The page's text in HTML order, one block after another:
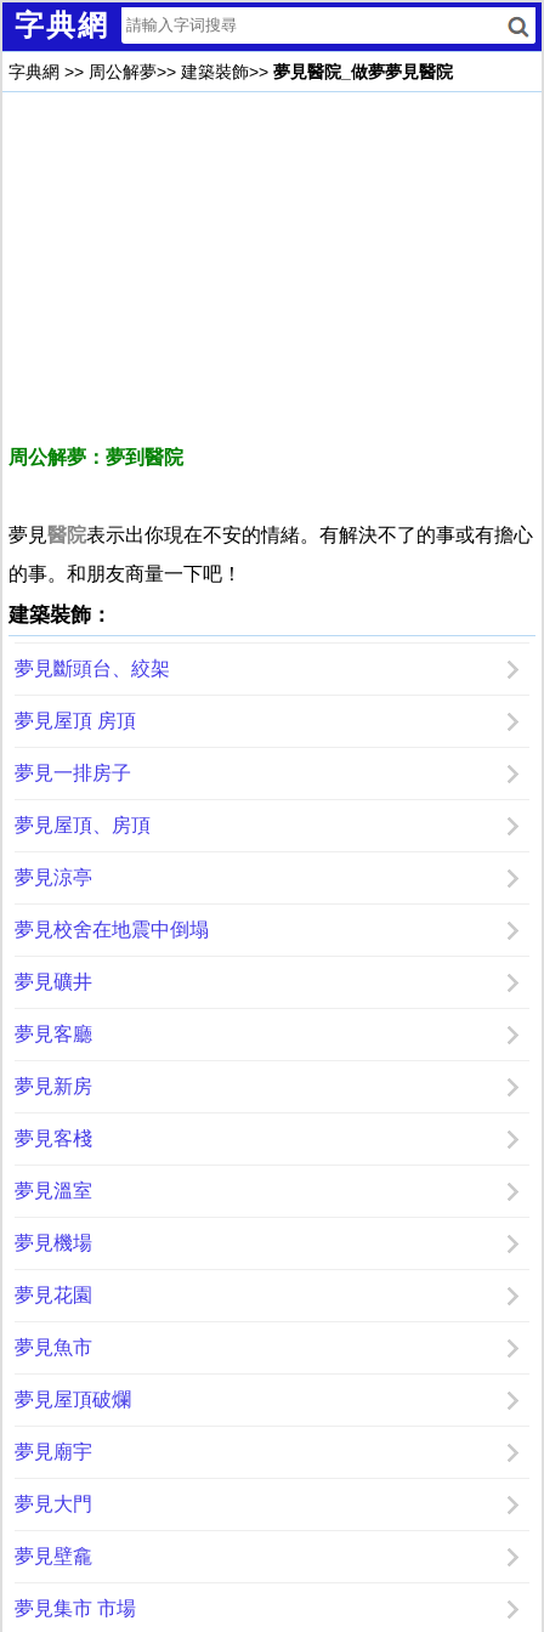
字典網
字典網 >> 周公解夢>> 建築裝飾>> 夢見醫院_做夢夢見醫院
周公解夢：夢到醫院
夢見醫院表示出你現在不安的情緒。有解決不了的事或有擔心
的事。和朋友商量一下吧！
建築裝飾：
夢見斷頭台、絞架
夢見屋頂 房頂
夢見一排房子
夢見屋頂、房頂
夢見涼亭
夢見校舍在地震中倒塌
夢見礦井
夢見客廳
夢見新房
夢見客棧
夢見溫室
夢見機場
夢見花園
夢見魚市
夢見屋頂破爛
夢見廟宇
夢見大門
夢見壁龕
夢見集市 市場